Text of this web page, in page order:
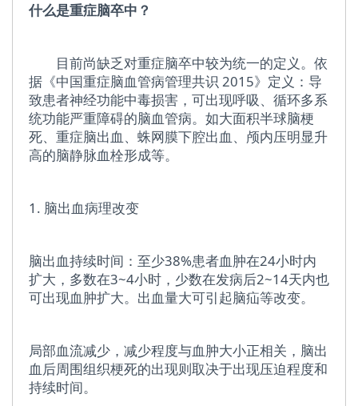
什么是重症脑卒中？
目前尚缺乏对重症脑卒中较为统一的定义。依
据《中国重症脑血管病管理共识 2015》定义：导
致患者神经功能中毒损害，可出现呼吸、循环多系
统功能严重障碍的脑血管病。如大面积半球脑梗
死、重症脑出血、蛛网膜下腔出血、颅内压明显升
高的脑静脉血栓形成等。
1. 脑出血病理改变
脑出血持续时间：至少38%患者血肿在24小时内
扩大，多数在3~4小时，少数在发病后2~14天内也
可出现血肿扩大。出血量大可引起脑疝等改变。
局部血流减少，减少程度与血肿大小正相关，脑出
血后周围组织梗死的出现则取决于出现压迫程度和
持续时间。